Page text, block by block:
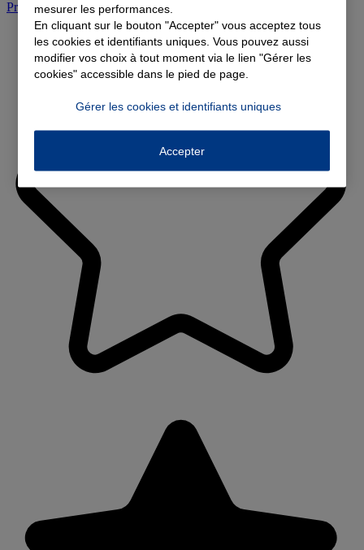
Prendre rendez-vous à l'agence
mesurer les performances.
En cliquant sur le bouton "Accepter" vous acceptez tous
les cookies et identifiants uniques. Vous pouvez aussi
modifier vos choix à tout moment via le lien "Gérer les
cookies" accessible dans le pied de page.
Gérer les cookies et identifiants uniques
Accepter